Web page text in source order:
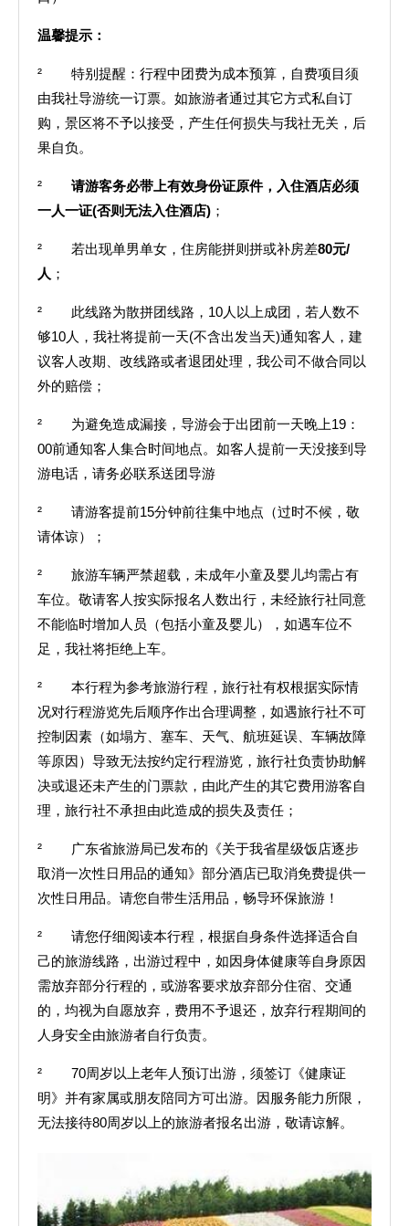
温馨提示：
² 特别提醒：行程中团费为成本预算，自费项目须
由我社导游统一订票。如旅游者通过其它方式私自订
购，景区将不予以接受，产生任何损失与我社无关，后
果自负。
² 请游客务必带上有效身份证原件，入住酒店必须
一人一证(否则无法入住酒店) ；
² 若出现单男单女，住房能拼则拼或补房差80元/
人 ；
² 此线路为散拼团线路，10人以上成团，若人数不
够10人，我社将提前一天(不含出发当天)通知客人，建
议客人改期、改线路或者退团处理，我公司不做合同以
外的赔偿；
² 为避免造成漏接，导游会于出团前一天晚上19：
00前通知客人集合时间地点。如客人提前一天没接到导
游电话，请务必联系送团导游
² 请游客提前15分钟前往集中地点（过时不候，敬
请体谅）；
² 旅游车辆严禁超载，未成年小童及婴儿均需占有
车位。敬请客人按实际报名人数出行，未经旅行社同意
不能临时增加人员（包括小童及婴儿），如遇车位不
足，我社将拒绝上车。
² 本行程为参考旅游行程，旅行社有权根据实际情
况对行程游览先后顺序作出合理调整，如遇旅行社不可
控制因素（如塌方、塞车、天气、航班延误、车辆故障
等原因）导致无法按约定行程游览，旅行社负责协助解
决或退还未产生的门票款，由此产生的其它费用游客自
理，旅行社不承担由此造成的损失及责任；
² 广东省旅游局已发布的《关于我省星级饭店逐步
取消一次性日用品的通知》部分酒店已取消免费提供一
次性日用品。请您自带生活用品，畅导环保旅游！
² 请您仔细阅读本行程，根据自身条件选择适合自
己的旅游线路，出游过程中，如因身体健康等自身原因
需放弃部分行程的，或游客要求放弃部分住宿、交通
的，均视为自愿放弃，费用不予退还，放弃行程期间的
人身安全由旅游者自行负责。
² 70周岁以上老年人预订出游，须签订《健康证
明》并有家属或朋友陪同方可出游。因服务能力所限，
无法接待80周岁以上的旅游者报名出游，敬请谅解。